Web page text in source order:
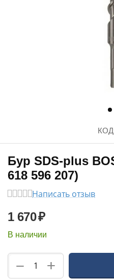
Бур SDS-plus
618 596 207)
Написать отзыв
1 670₽
В наличии
+
−